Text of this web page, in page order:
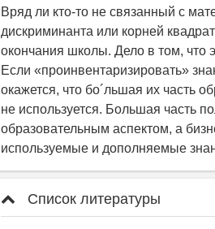
Вряд ли кто-то не связанный с
дискриминанта или корней
окончания школы. Дело в том, что
Если «проинвентаризировать»
окажется, что бо´льшая их часть
не используется. Большая часть
образовательным аспектом, а
используемые и дополняемые
Список литературы